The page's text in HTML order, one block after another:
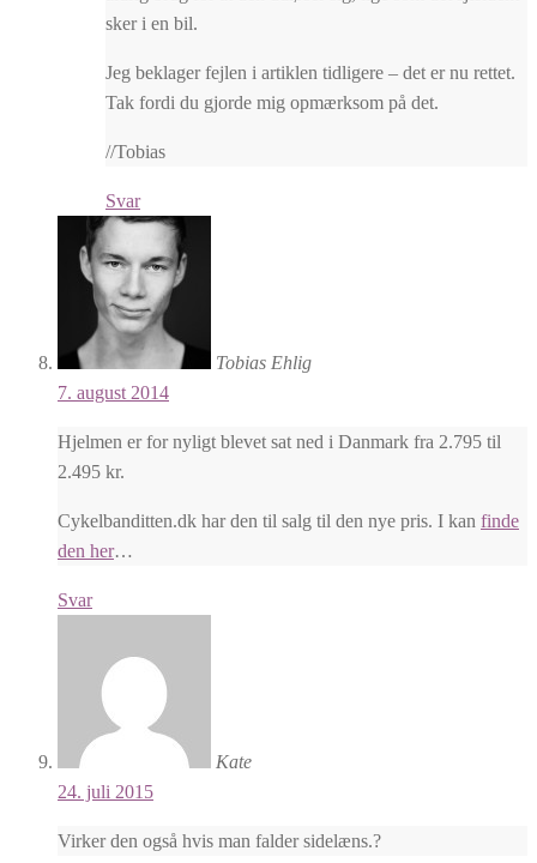
sker i en bil.
Jeg beklager fejlen i artiklen tidligere – det er nu rettet.
Tak fordi du gjorde mig opmærksom på det.
//Tobias
Svar
Tobias Ehlig
7. august 2014
Hjelmen er for nyligt blevet sat ned i Danmark fra 2.795 til
2.495 kr.
Cykelbanditten.dk har den til salg til den nye pris. I kan finde
den her…
Svar
Kate
24. juli 2015
Virker den også hvis man falder sidelæns.?